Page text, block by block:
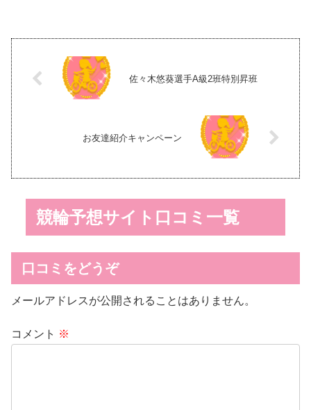
速力には自信がある」と、目...
県の平...
佐々木悠葵選手A級2班特別昇班
お友達紹介キャンペーン
競輪予想サイト口コミ一覧
口コミをどうぞ
メールアドレスが公開されることはありません。
コメント ※